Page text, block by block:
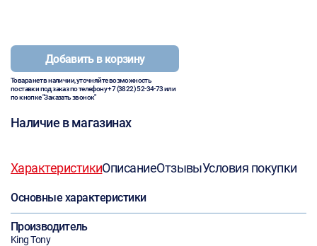
Добавить в корзину
Товара нет в наличии, уточняйте возможность
поставки под заказ по телефону+7 (3822) 52-34-73или
по кнопке "Заказать звонок"
Наличие в магазинах
ХарактеристикиОписаниеОтзывыУсловия покупки
Основные характеристики
Производитель
King Tony